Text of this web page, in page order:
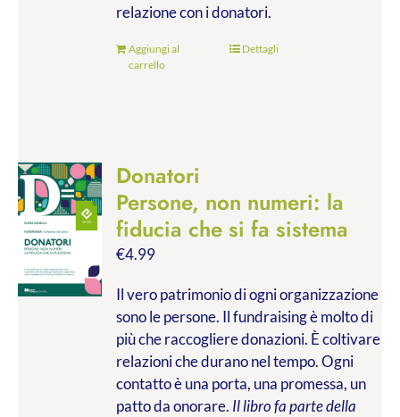
relazione con i donatori.
Aggiungi al
carrello
Dettagli
Donatori
Persone, non numeri: la
fiducia che si fa sistema
€4.99
Il vero patrimonio di ogni organizzazione
sono le persone. Il fundraising è molto di
più che raccogliere donazioni. È coltivare
relazioni che durano nel tempo. Ogni
contatto è una porta, una promessa, un
patto da onorare. Il libro fa parte della